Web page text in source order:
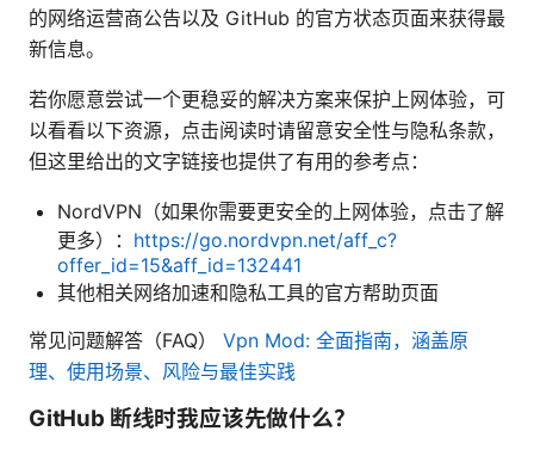
的网络运营商公告以及 GitHub 的官方状态页面来获得最
新信息。
若你愿意尝试一个更稳妥的解决方案来保护上网体验，可
以看看以下资源，点击阅读时请留意安全性与隐私条款，
但这里给出的文字链接也提供了有用的参考点：
NordVPN（如果你需要更安全的上网体验，点击了解
更多）： https://go.nordvpn.net/aff_c?
offer_id=15&aff_id=132441
其他相关网络加速和隐私工具的官方帮助页面
常见问题解答（FAQ） Vpn Mod: 全面指南，涵盖原
理、使用场景、风险与最佳实践
GitHub 断线时我应该先做什么？